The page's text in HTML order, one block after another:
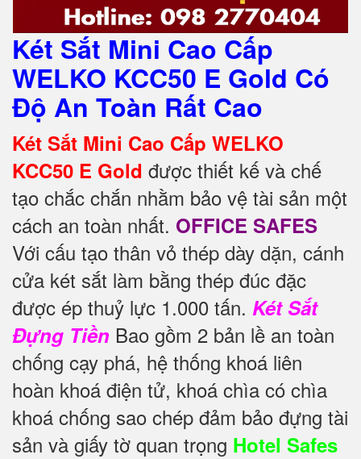
Két Sắt Mini Cao Cấp
WELKO KCC50 E Gold Có
Độ An Toàn Rất Cao
Két Sắt Mini Cao Cấp WELKO
KCC50 E Gold được thiết kế và chế
tạo chắc chắn nhằm bảo vệ tài sản một
cách an toàn nhất. OFFICE SAFES
Với cấu tạo thân vỏ thép dày dặn, cánh
cửa két sắt làm bằng thép đúc đặc
được ép thuỷ lực 1.000 tấn. Két Sắt
Đựng Tiền Bao gồm 2 bản lề an toàn
chống cạy phá, hệ thống khoá liên
hoàn khoá điện tử, khoá chìa có chìa
khoá chống sao chép đảm bảo đựng tài
sản và giấy tờ quan trọng Hotel Safes